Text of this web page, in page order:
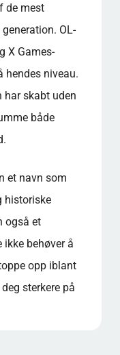
de mest
OL-
X Games-
hendes niveau.
har skabt uden
både
et navn som
historiske
også et
ikke behøver å
opp iblant
sterkere på